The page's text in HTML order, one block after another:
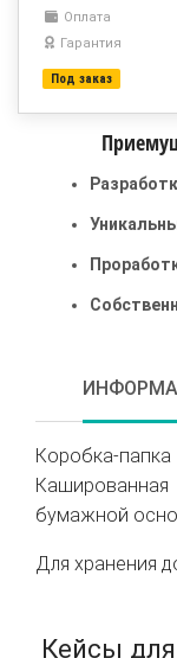
Под заказ
Оплата
Гарантия
Коробка-
бумажной
Для хранения
Кейсы